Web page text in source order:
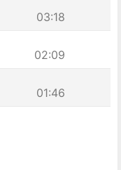
03:18
02:09
01:46